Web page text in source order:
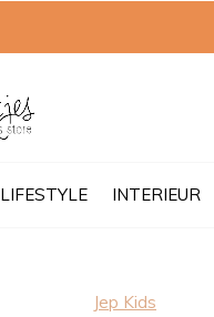
LIFESTYLE INTERIEUR
Jep Kids